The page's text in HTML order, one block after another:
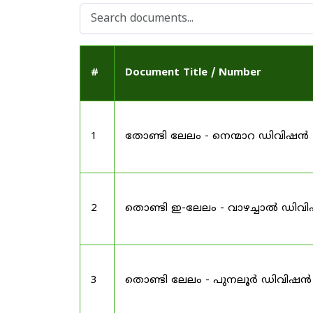
# Document Title / Number
1 തോണ്ടി ലേലം - നെന്മാറ ഡിവിഷൻ
2 തൊണ്ടി ഇ-ലേലം - വാഴച്ചാൽ
3 തൊണ്ടി ലേലം - പുനലൂർ ഡിവിഷൻ